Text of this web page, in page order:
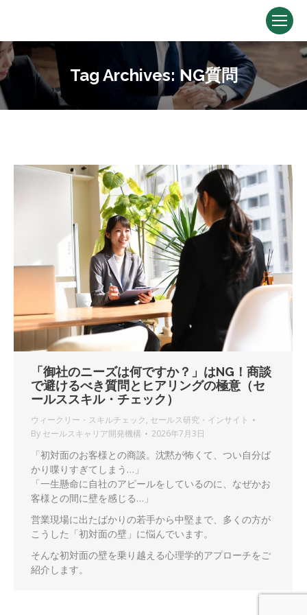
Tag Archives: NG質問
You are here:
「御社のニーズは何ですか？」はNG！商談
で避けるべき質問とヒアリングの極意（セ
ールススキル・チェック）
ウィークリー・スキルチェック, セールス研究・インサイト
By セールスキャリア開発機構 2026年7月3日
「初対面のお客様との商談。沈黙が怖くて、つい自分ば
かり喋りすぎてしまう…」
「一生懸命に自社のアピールをしているのに、なぜかお
客様との間に壁を感じる…」
営業現場に出たばかりの若手から中堅まで、多くの方が
こうした「初対面の壁」に悩んでいます。
そんな初対面の壁を乗り越える心理学的アプローチをご
紹介します。